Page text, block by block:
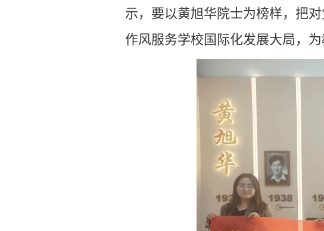
示，要以黄旭华院士为榜样，把
作风服务学校国际化发展大局，为